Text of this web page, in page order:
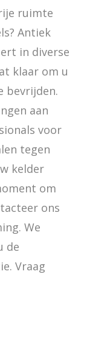
ruimte
Antiek
in diverse
klaar om u
bevrijden.
aan
voor
tegen
kelder
om
ons
We
de
Vraag